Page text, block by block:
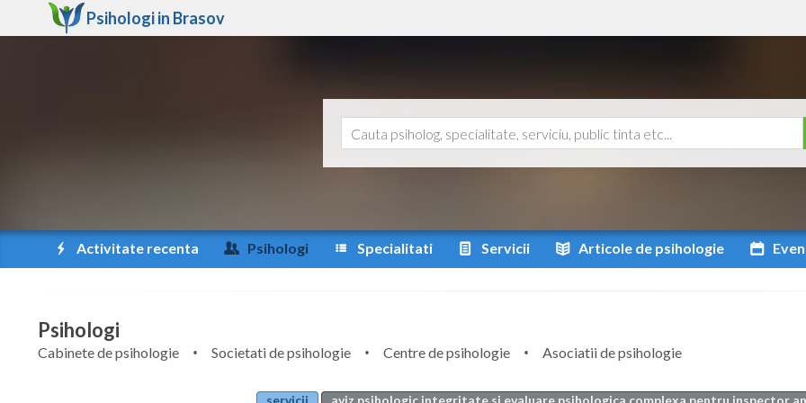
Psihologi in Brasov
Activitate recenta Psihologi Specialitati Servicii Articole de psihologie
Psihologi
Cabinete de psihologie Societati de psihologie Centre de psihologie
Asociatii de psihologie
servicii
aviz psihologic integritate si evaluare psihologica complexa pentru inspector